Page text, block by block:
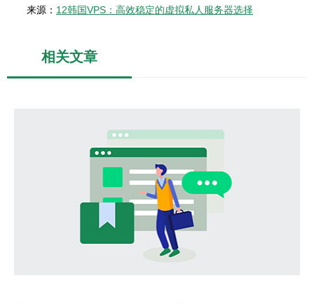
来源： 12韩国VPS：高效稳定的虚拟私人服务器选择
相关文章